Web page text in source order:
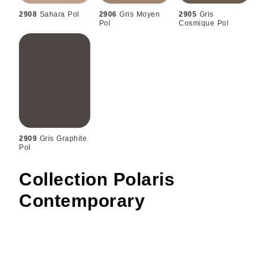
2908 Sahara Pol 2906 Gris Moyen
Pol
2905 Gris
Cosmique Pol
2909 Gris Graphite
Pol
Collection Polaris
Contemporary